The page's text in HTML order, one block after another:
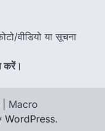
वीडियो या सूचना
करें।
| Macro
WordPress.